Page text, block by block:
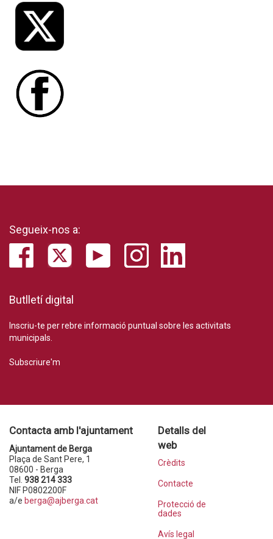
Segueix-nos a:
Butlletí digital
Inscriu-te per rebre informació puntual sobre les activitats
municipals.
Subscriure'm
Contacta amb l'ajuntament
Ajuntament de Berga
Plaça de Sant Pere, 1
08600 - Berga
Tel. 938 214 333
NIF P0802200F
a/e berga@ajberga.cat
Detalls del
web
Crèdits
Contacte
Protecció de
dades
Avís legal